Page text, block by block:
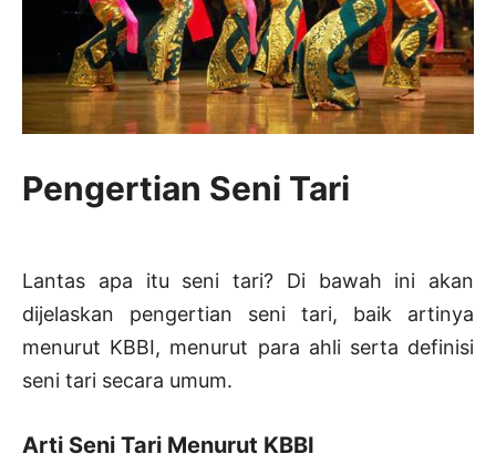
Pengertian Seni Tari
Lantas apa itu seni tari? Di bawah ini akan
dijelaskan pengertian seni tari, baik artinya
menurut KBBI, menurut para ahli serta definisi
seni tari secara umum.
Arti Seni Tari Menurut KBBI